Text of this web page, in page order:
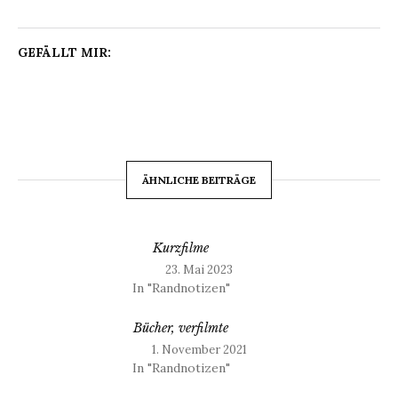
GEFÄLLT MIR:
ÄHNLICHE BEITRÄGE
Kurzfilme
23. Mai 2023
In "Randnotizen"
Bücher, verfilmte
1. November 2021
In "Randnotizen"